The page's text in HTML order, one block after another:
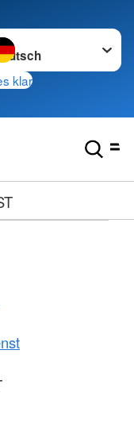
wechseln zu
klar